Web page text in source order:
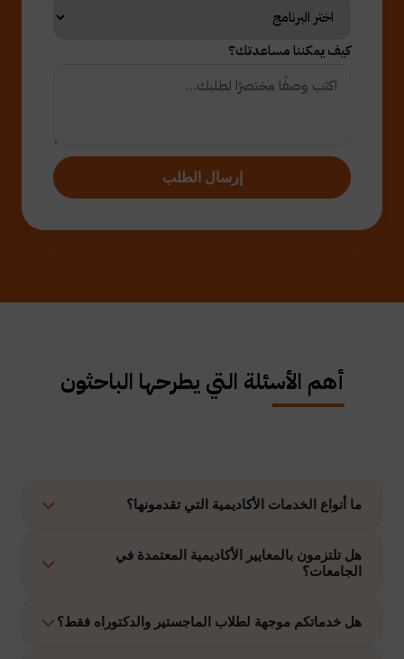
كيف يمكننا مساعدتك؟
إرسال الطلب
أهم الأسئلة التي يطرحها الباحثون
ما أنواع الخدمات الأكاديمية التي تقدمونها؟
نوفر حلولًا متكاملة تشمل إعداد الرسائل العلمية، الاستشارات
الأكاديمية، التحليل الإحصائي، إعداد خطة البحث، نشر الأبحاث،
هل تلتزمون بالمعايير الأكاديمية المعتمدة في
الجامعات؟
نعم، نلتزم بتنفيذ جميع الأعمال وفق ضوابط الدراسات العليا
هل خدماتكم موجهة لطلاب الماجستير والدكتوراه فقط؟